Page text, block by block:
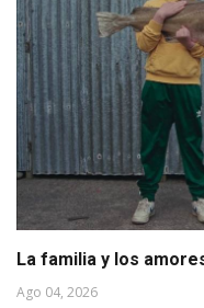
La familia y los
Ago 04, 2026